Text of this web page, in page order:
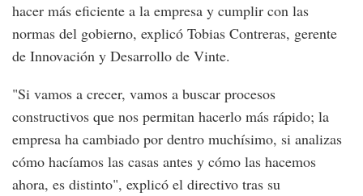
hacer más eficiente a la empresa y cumplir con las
normas del gobierno, explicó Tobias Contreras, gerente
de Innovación y Desarrollo de Vinte.
"Si vamos a crecer, vamos a buscar procesos
constructivos que nos permitan hacerlo más rápido; la
empresa ha cambiado por dentro muchísimo, si analizas
cómo hacíamos las casas antes y cómo las hacemos
ahora, es distinto", explicó el directivo tras su